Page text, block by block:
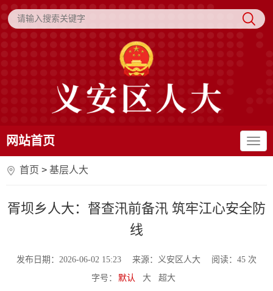
网站首页
首页 > 基层人大
胥坝乡人大：督查汛前备汛 筑牢江心安全防
线
发布日期：2026-06-02 15:23 来源：义安区人大 阅读： 45 次
字号：
默认 大 超大